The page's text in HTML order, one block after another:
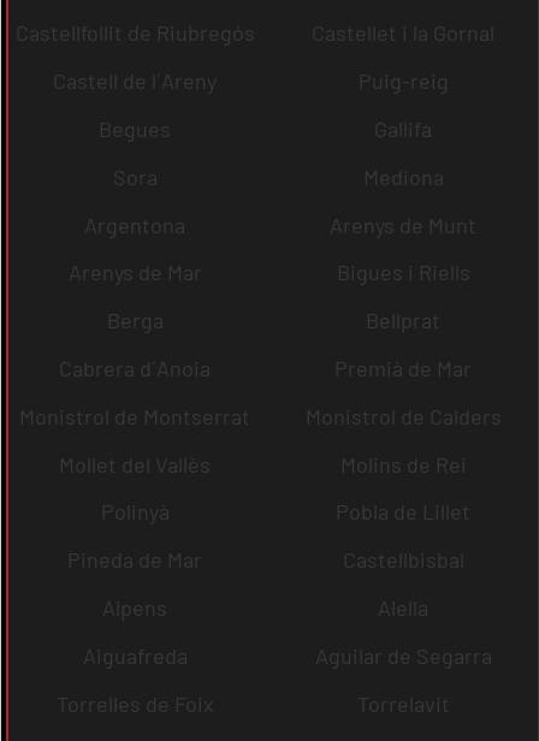
Castellfollit de Riubregós
Castellet i la Gornal
Castell de l´Areny
Puig-reig
Begues
Gallifa
Sora
Mediona
Argentona
Arenys de Munt
Arenys de Mar
Bigues i Riells
Berga
Bellprat
Cabrera d´Anoia
Premià de Mar
Monistrol de Montserrat
Monistrol de Calders
Mollet del Vallès
Molins de Rei
Polinyà
Pobla de Lillet
Pineda de Mar
Castellbisbal
Alpens
Alella
Aiguafreda
Aguilar de Segarra
Torrelles de Foix
Torrelavit